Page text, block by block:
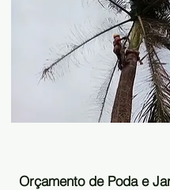
Orçamento de Poda e